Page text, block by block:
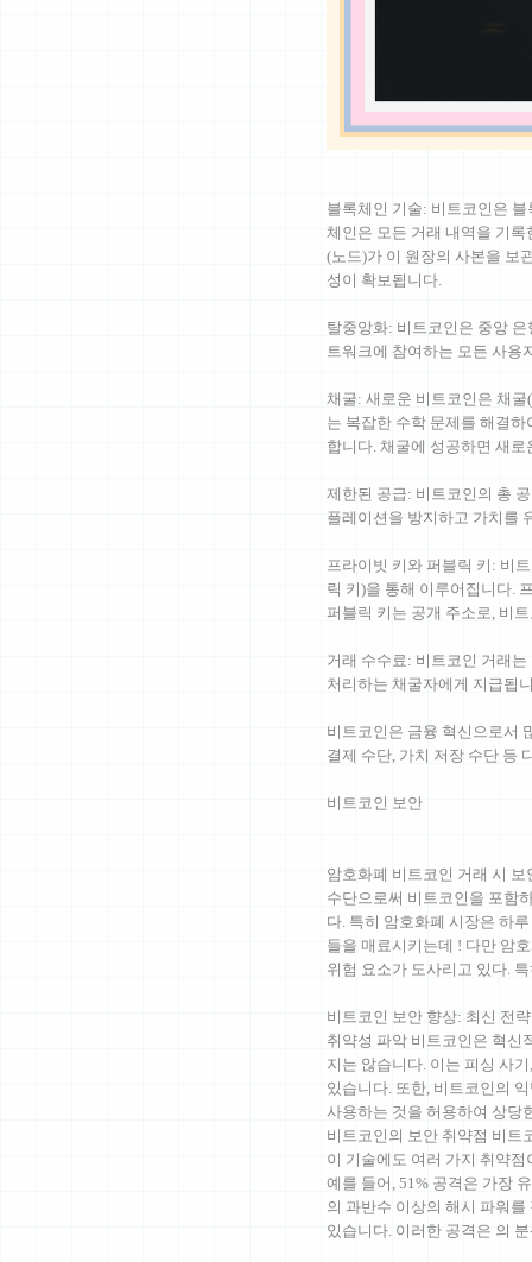
블록체인 기술: 비트코인은
체인은 모든 거래 내역을 기
(노드)가 이 원장의 사본을 보
성이 확보됩니다.
탈중앙화: 비트코인은 중앙
트워크에 참여하는 모든 사용
채굴: 새로운 비트코인은 채
는 복잡한 수학 문제를 해결
합니다. 채굴에 성공하면 새
제한된 공급: 비트코인의 총
플레이션을 방지하고 가치를
프라이빗 키와 퍼블릭 키: 비
릭 키)을 통해 이루어집니다.
퍼블릭 키는 공개 주소로, 비
거래 수수료: 비트코인 거래
처리하는 채굴자에게 지급됩
비트코인은 금융 혁신으로서
결제 수단, 가치 저장 수단 등
비트코인 보안
암호화폐 비트코인 거래 시
수단으로써 비트코인을 포함
다. 특히 암호화폐 시장은 하
들을 매료시키는데 ! 다만 암
위험 요소가 도사리고 있다.
비트코인 보안 향상: 최신 전
취약성 파악 비트코인은 혁신
지는 않습니다. 이는 피싱 사
있습니다. 또한, 비트코인의
사용하는 것을 허용하여 상당
비트코인의 보안 취약점 비트
이 기술에도 여러 가지 취약점
예를 들어, 51% 공격은 가장
의 과반수 이상의 해시 파워
있습니다. 이러한 공격은 의